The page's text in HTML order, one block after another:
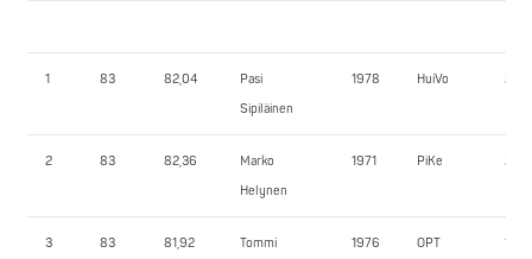
1 83 82,04
Pasi
Sipiläinen
1978 HuiVo
2 83 82,36
Marko
Helynen
1971 PiKe
3 83 81,92
Tommi
1976 OPT